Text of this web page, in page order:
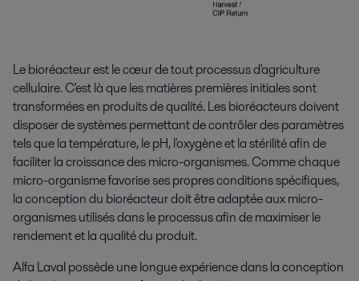
Le bioréacteur est le cœur de tout processus d'agriculture
cellulaire. C'est là que les matières premières initiales sont
transformées en produits de qualité. Les bioréacteurs doivent
disposer de systèmes permettant de contrôler des paramètres
tels que la température, le pH, l'oxygène et la stérilité afin de
faciliter la croissance des micro-organismes. Comme chaque
micro-organisme favorise ses propres conditions spécifiques,
la conception du bioréacteur doit être adaptée aux micro-
organismes utilisés dans le processus afin de maximiser le
rendement et la qualité du produit.
Alfa Laval possède une longue expérience dans la conception